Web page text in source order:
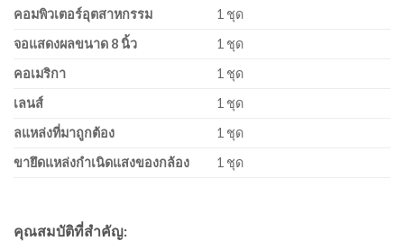
คอมพิวเตอร์อุตสาหกรรม
1 ชุด
จอแสดงผลขนาด 8 นิ้ว
1 ชุด
คอเมริกา
1 ชุด
เลนส์
1 ชุด
ลแหล่งที่มาถูกต้อง
1 ชุด
ขายึดแหล่งกำเนิดแสงของกล้อง
1 ชุด
คุณสมบัติที่สำคัญ: